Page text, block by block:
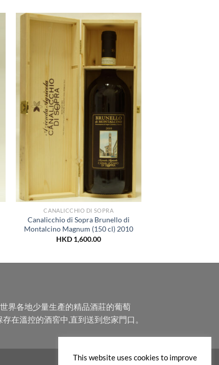
Add to
Wishlist
CANALICCHIO DI SOPRA
Canalicchio di Sopra Brunello di
Montalcino Magnum (150 cl) 2010
HKD 1,600.00
界各地少量生產的精品酒莊的葡萄
在溫控的酒窖中,直到送到您家門口。
This website uses cookies to improve